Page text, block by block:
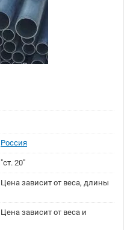
Россия
"ст. 20"
Цена зависит от веса, длины
Цена зависит от веса и